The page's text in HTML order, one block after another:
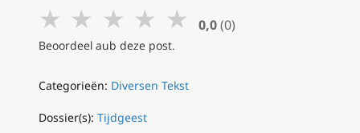
★ ★ ★ ★ ★ 0,0 (0)
Beoordeel aub deze post.
Categorieën: Diversen Tekst
Dossier(s): Tijdgeest